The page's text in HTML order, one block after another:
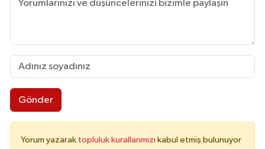
Gönder
Yorum yazarak topluluk kurallarımızı kabul etmiş bulunuyor